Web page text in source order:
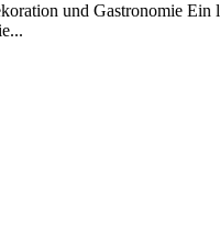
und Gastronomie